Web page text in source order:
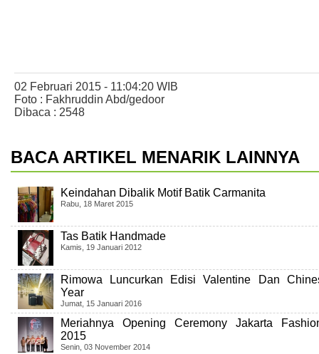
02 Februari 2015 - 11:04:20 WIB
Foto : Fakhruddin Abd/gedoor
Dibaca : 2548
BACA ARTIKEL MENARIK LAINNYA
Keindahan Dibalik Motif Batik Carmanita
Rabu, 18 Maret 2015
Tas Batik Handmade
Kamis, 19 Januari 2012
Rimowa Luncurkan Edisi Valentine Dan
Year
Jumat, 15 Januari 2016
Meriahnya Opening Ceremony Jakarta
2015
Senin, 03 November 2014